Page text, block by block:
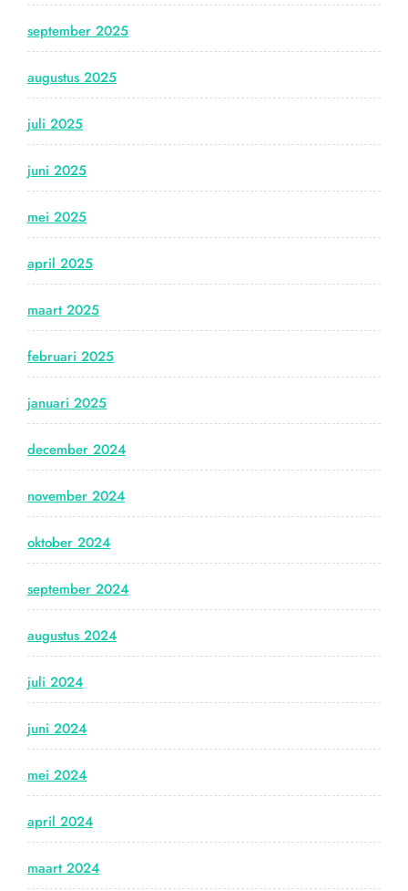
september 2025
augustus 2025
juli 2025
juni 2025
mei 2025
april 2025
maart 2025
februari 2025
januari 2025
december 2024
november 2024
oktober 2024
september 2024
augustus 2024
juli 2024
juni 2024
mei 2024
april 2024
maart 2024